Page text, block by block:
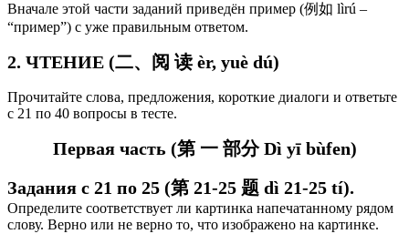
Вначале этой части заданий приведён пример (例如 lìrú –
“пример”) с уже правильным ответом.
2. ЧТЕНИЕ (二、阅 读 èr, yuè dú)
Прочитайте слова, предложения, короткие диалоги и ответьте
с 21 по 40 вопросы в тесте.
Первая часть (第 一 部分 Dì yī bùfen)
Задания с 21 по 25 (第 21-25 题 dì 21-25 tí).
Определите соответствует ли картинка напечатанному рядом
слову. Верно или не верно то, что изображено на картинке.